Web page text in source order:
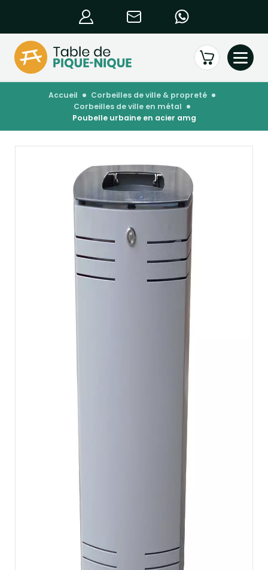
accueil
corbeilles de ville & propreté
corbeilles de ville en métal
poubelle urbaine en acier amg